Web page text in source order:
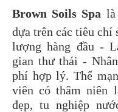
Brown Soils Spa
dựa trên các tiêu chí
lượng hàng đầu -
gian thư thái -
phí hợp lý. Thế
viên có thâm niên
đẹp, tu nghiệp